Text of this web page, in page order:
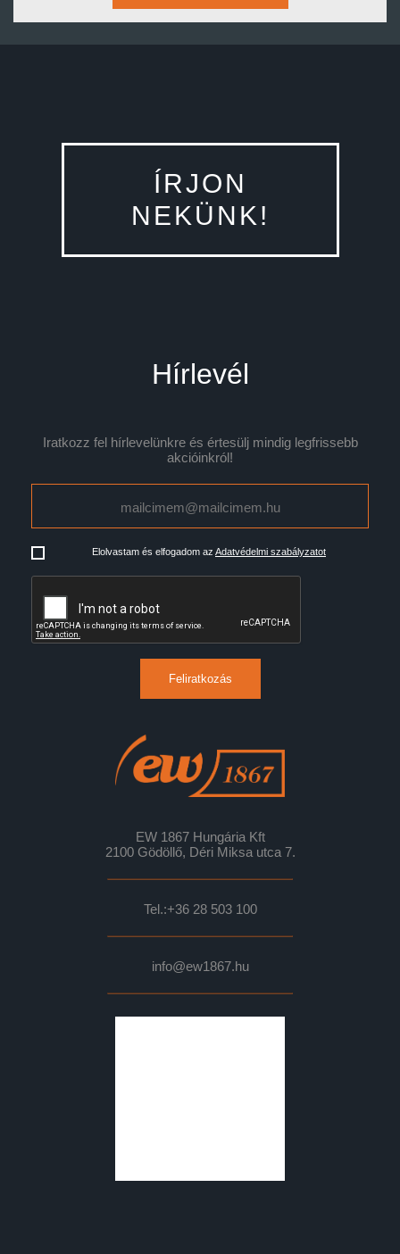
ÍRJON
NEKÜNK!
Hírlevél
Iratkozz fel hírlevelünkre és értesülj mindig legfrissebb
akcióinkról!
Elolvastam és elfogadom az Adatvédelmi szabályzatot
Feliratkozás
EW 1867 Hungária Kft
2100 Gödöllő, Déri Miksa utca 7.
Tel.:+36 28 503 100
info@ew1867.hu